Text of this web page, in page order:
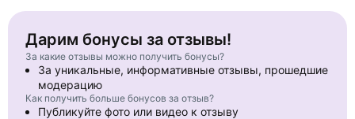
Дарим бонусы за отзывы!
За какие отзывы можно получить бонусы?
За уникальные, информативные отзывы, прошедшие
модерацию
Как получить больше бонусов за отзыв?
Публикуйте фото или видео к отзыву